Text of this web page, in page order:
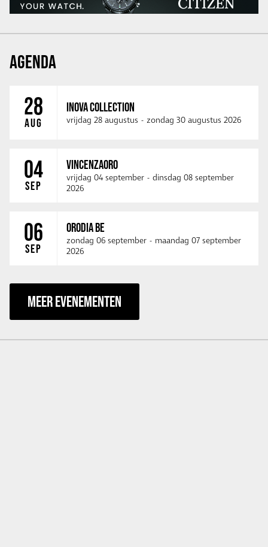
AGENDA
28
AUG
INOVA COLLECTION
vrijdag 28 augustus - zondag 30 augustus 2026
04
SEP
VINCENZAORO
vrijdag 04 september - dinsdag 08 september
2026
06
SEP
ORODIA BE
zondag 06 september - maandag 07 september
2026
MEER EVENEMENTEN